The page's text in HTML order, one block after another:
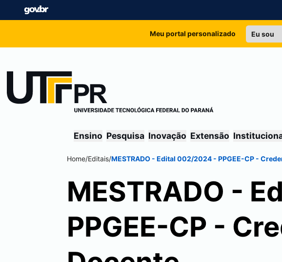
Meu portal personalizado
Ensino Pesquisa Inovação Extensão
Home/Editais/MESTRADO - Edital 002/2024 - PPGEE-CP -
MESTRADO -
PPGEE-CP -